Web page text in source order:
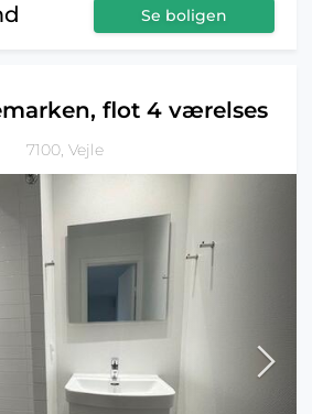
Se boligen
flot 4 værelses
7100, Vejle